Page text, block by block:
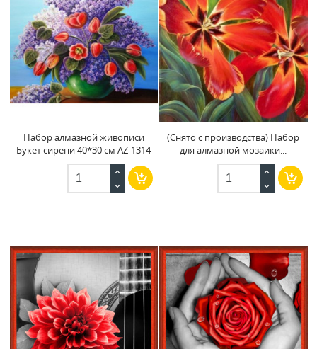
Набор алмазной живописи
Букет сирени 40*30 см AZ-1314
(Снято с производства) Набор
для алмазной мозаики...